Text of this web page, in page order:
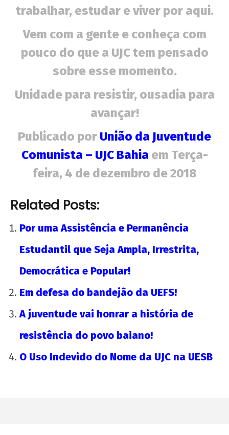
Bíblia nas escolas em Vitória da Conquista: a
instrumentalização ideológica da extrema-
direita
de 2018
admin
Todo apoio à greve dos professores de
Salvador! Bruno Reis, pague o piso!
dezembro
wp-
trabalhar, estudar e viver por aqui.
Vem com a gente e conheça com
pouco do que a UJC tem pensado
sobre esse momento.
Unidade para resistir, ousadia para
avançar!
Publicado por União da Juventude
Comunista – UJC Bahia em Terça-
feira, 4 de dezembro de 2018
Related Posts:
Por uma Assistência e Permanência
Estudantil que Seja Ampla, Irrestrita,
Democrática e Popular!
Em defesa do bandejão da UEFS!
A juventude vai honrar a história de
resistência do povo baiano!
O Uso Indevido do Nome da UJC na UESB